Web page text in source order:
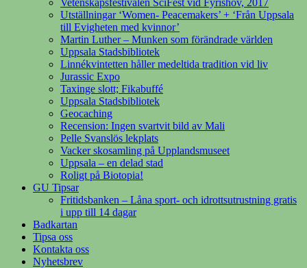
Vetenskapsfestivalen SciFest vid Fyrishov, 2017
Utställningar ‘Women- Peacemakers’ + ‘Från Uppsala
till Evigheten med kvinnor’
Martin Luther – Munken som förändrade världen
Uppsala Stadsbibliotek
Linnékvintetten håller medeltida tradition vid liv
Jurassic Expo
Taxinge slott; Fikabuffé
Uppsala Stadsbibliotek
Geocaching
Recension: Ingen svartvit bild av Mali
Pelle Svanslös lekplats
Vacker skosamling på Upplandsmuseet
Uppsala – en delad stad
Roligt på Biotopia!
GU Tipsar
Fritidsbanken – Låna sport- och idrottsutrustning gratis
i upp till 14 dagar
Badkartan
Tipsa oss
Kontakta oss
Nyhetsbrev